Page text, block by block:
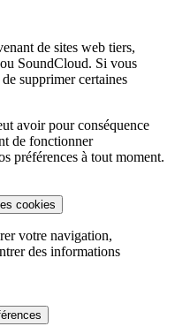
de sites web tiers,
SoundCloud. Si vous
supprimer certaines
avoir pour conséquence
de fonctionner
préférences à tout moment.
cookies
votre navigation,
des informations